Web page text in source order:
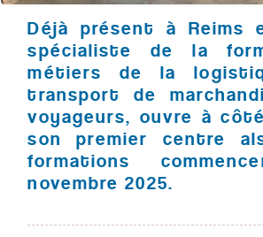
Déjà présent à Reims
spécialiste de la
métiers de la
transport de
voyageurs, ouvre à
son premier centre
formations
novembre 2025.